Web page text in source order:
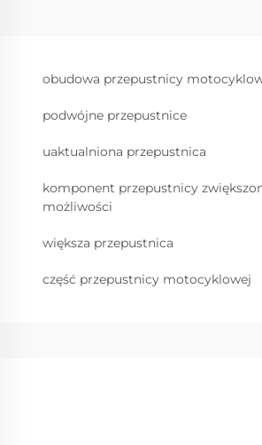
obudowa przepustnicy
podwójne przepustnice
uaktualniona przepustnica
komponent przepustnicy
możliwości
większa przepustnica
część przepustnicy motocyklowej